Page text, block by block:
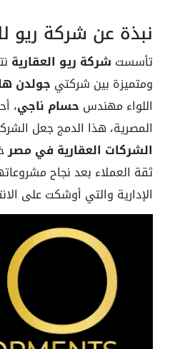
نبذة عن شركة ريو
تأسست شركة ريو العقارية
ومتميزة بين شركتي جولدن
اللواء مهندس حسام ناجي،
المصرية، هذا الدمج جعل
الشركات العقارية في مصر
ثقة العملاء بعد نجاح
الإدارية والتي أوشكت على